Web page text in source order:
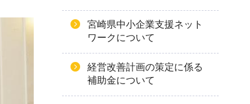
宮崎県中小企業支援ネット
ワークについて
経営改善計画の策定に係る
補助金について